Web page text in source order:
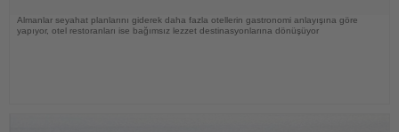
Almanlar seyahat planlarını giderek daha fazla otellerin gastronomi anlayışına göre
yapıyor, otel restoranları ise bağımsız lezzet destinasyonlarına dönüşüyor